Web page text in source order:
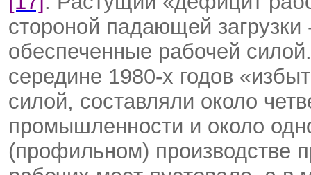
стороной падающей
обеспеченные рабочей
середине 1980-х годов
силой, составляли около
промышленности и около
(профильном) производстве